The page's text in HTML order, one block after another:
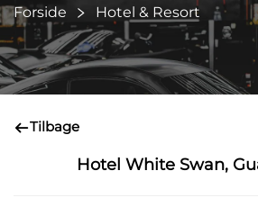
Forside Hotel & Resort
Tilbage
Hotel White Swan,